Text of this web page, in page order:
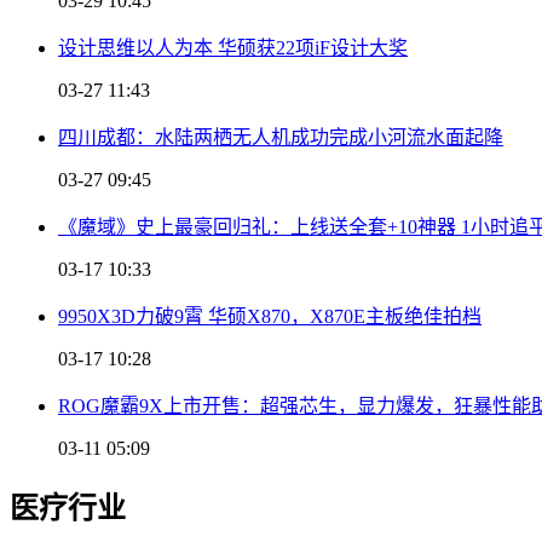
设计思维以人为本 华硕获22项iF设计大奖
03-27 11:43
四川成都：水陆两栖无人机成功完成小河流水面起降
03-27 09:45
《魔域》史上最豪回归礼：上线送全套+10神器 1小时追
03-17 10:33
9950X3D力破9霄 华硕X870，X870E主板绝佳拍档
03-17 10:28
ROG魔霸9X上市开售：超强芯生，显力爆发，狂暴性能
03-11 05:09
医疗行业